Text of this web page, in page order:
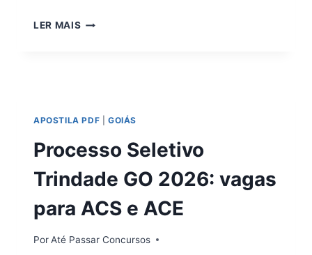
LER MAIS CONCURSO
APOSTILA
APOSTILA PDF GOIÁS
Processo Seletivo
Trindade GO 2026: vagas
para ACS e ACE
PorAté Passar Concursos